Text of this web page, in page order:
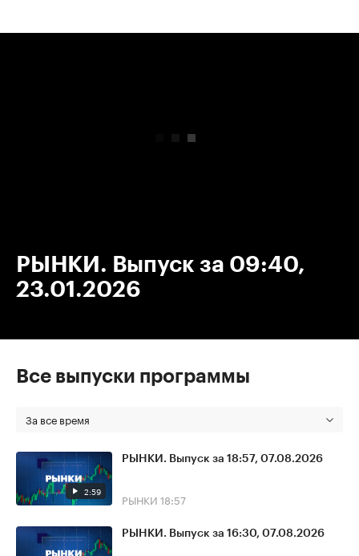
РЫНКИ. Выпуск за 09:40,
23.01.2026
Все выпуски программы
За все время
2:59
РЫНКИ. Выпуск за 18:57, 07.08.2026
РЫНКИ 18:57
РЫНКИ. Выпуск за 16:30, 07.08.2026